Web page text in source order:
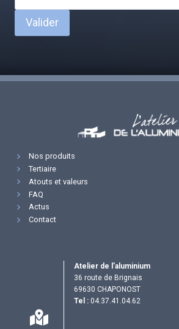
Valider
Nos produits
Tertiaire
Atouts et valeurs
FAQ
Actus
Contact
Atelier de l’aluminium
36 route de Brignais
69630 CHAPONOST
Tel : 04.37.41.04.62